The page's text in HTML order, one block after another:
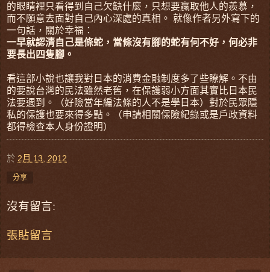
的眼睛裡只看得到自己欠缺什麼，只想要贏取他人的羨慕，
而不願意去面對自己內心深處的真相。 就像作者另外寫下的
一句話，關於幸福：
一早就認清自己是條蛇，當條沒有腳的蛇有何不好，何必非
要長出四隻腳。
看這部小說也讓我對日本的消費金融制度多了些瞭解。不由
的要說台灣的民法雖然老舊，在保護弱小方面其實比日本民
法要週到。（好險當年編法條的人不是學日本）對於民眾隱
私的保護也要來得多點。（申請相關保險紀錄或是戶政資料
都得檢查本人身份證明）
於 2月 13, 2012
分享
沒有留言:
張貼留言